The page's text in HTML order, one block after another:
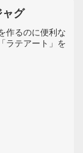
ャグ
作るのに便利な
ラテアート」を